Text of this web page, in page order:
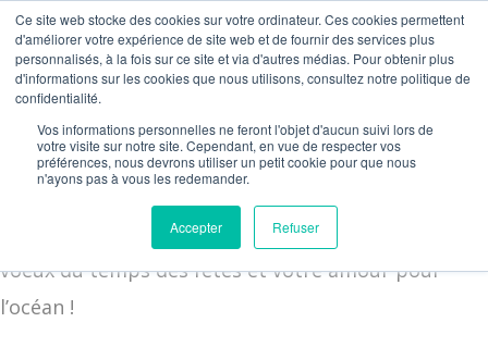
Ce site web stocke des cookies sur votre ordinateur. Ces cookies permettent
d'améliorer votre expérience de site web et de fournir des services plus
personnalisés, à la fois sur ce site et via d'autres médias. Pour obtenir plus
d'informations sur les cookies que nous utilisons, consultez notre politique de
confidentialité.
Vos informations personnelles ne feront l'objet d'aucun suivi lors de
votre visite sur notre site. Cependant, en vue de respecter vos
préférences, nous devrons utiliser un petit cookie pour que nous
n'ayons pas à vous les redemander.
Accepter Refuser
Carte de Noël
Pop Up de l’océan
L’océan vous souhaite un joyeux temps des fêtes !
Télécharger votre carte de Noël pour partager vos
voeux du temps des fêtes et votre amour pour
l’océan !